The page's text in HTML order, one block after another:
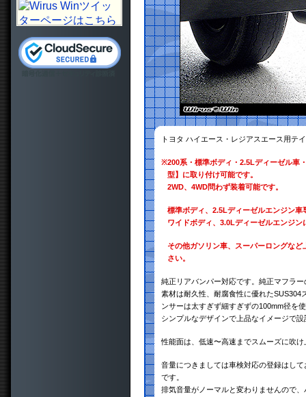
トヨタ ハイエース・レジアスエース用テ
※200系・標準ボディ・2.5Lディーゼル車
型】に取り付け可能です。
2WD、4WD問わず装着可能です。
標準ボディ、2.5Lディーゼルエンジン車
ワイドボディ、3.0Lディーゼルエンジ
その他ガソリン車、スーパーロングな
さい。
純正リアバンパー対応です。純正マフラ
素材は耐久性、耐腐食性に優れたSUS304
ンサーは太すぎず細すぎずの100mm径を
シンプルなデザインで上品なイメージで
性能面は、低速〜高速までスムーズに吹
音量につきましては車検対応の登録はし
です。
排気音量がノーマルと変わりませんので